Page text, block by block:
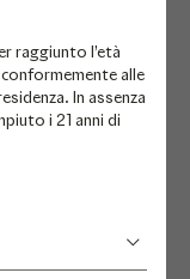
raggiunto l’età
alle
In assenza
i 21 anni di
con fili
senza